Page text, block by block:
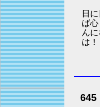
日
ば
ん
は！
645